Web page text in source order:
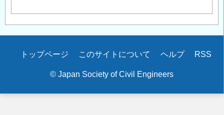
Secondary
トップページ このサイトについて ヘルプ RSS
© Japan Society of Civil Engineers